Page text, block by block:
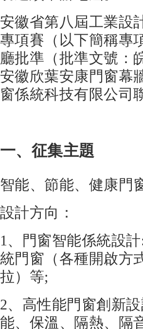
安徽省第八屆工業設
專項賽（以下簡稱專
廳批準（批準文號：
安徽欣葉安康門窗幕
窗係統科技有限公司
一、征集主題
智能、節能、健康門
設計方向：
1、門窗智能係統設
統門窗（各種開啟方
拉）等;
2、高性能門窗創新
能、保溫、隔熱、隔